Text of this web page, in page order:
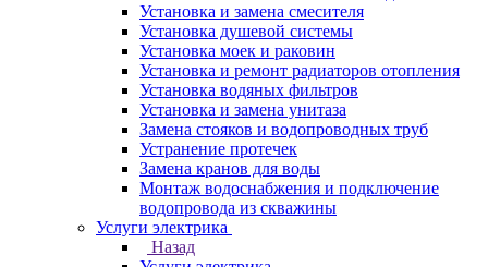
Установка и замена смесителя
Установка душевой системы
Установка моек и раковин
Установка и ремонт радиаторов отопления
Установка водяных фильтров
Установка и замена унитаза
Замена стояков и водопроводных труб
Устранение протечек
Замена кранов для воды
Монтаж водоснабжения и подключение
водопровода из скважины
Услуги электрика
Назад